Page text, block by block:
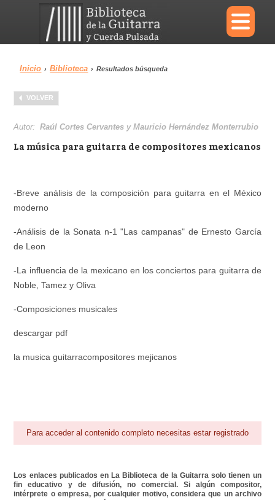
×
Menu
Biblioteca Diccionario
Área personal Reproductor
Inicio › Biblioteca › Resultados búsqueda
VOLVER
Autor:Raúl Cortes Cervantes y Mauricio Hernández Monterrubio
La música para guitarra de compositores mexicanos
-Breve análisis de la composición para guitarra en el México
moderno
-Análisis de la Sonata n-1 "Las campanas" de Ernesto García
de Leon
-La influencia de la mexicano en los conciertos para guitarra de
Noble, Tamez y Oliva
-Composiciones musicales
descargar pdf
la musica guitarracompositores mejicanos
Para acceder al contenido completo necesitas estar registrado
Los enlaces publicados en La Biblioteca de la Guitarra solo tienen un
fin educativo y de difusión, no comercial. Si algún compositor,
intérprete o empresa, por cualquier motivo, considera que un archivo